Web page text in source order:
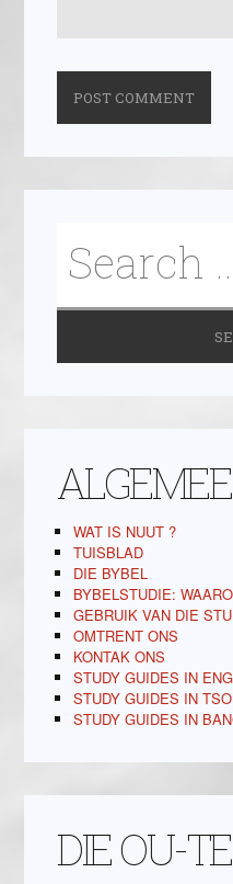
WAT IS NUUT ?
TUISBLAD
DIE BYBEL
BYBELSTUDIE:
GEBRUIK VAN DIE
OMTRENT ONS
KONTAK ONS
STUDY GUIDES IN
STUDY GUIDES IN
STUDY GUIDES IN
DIE OU-